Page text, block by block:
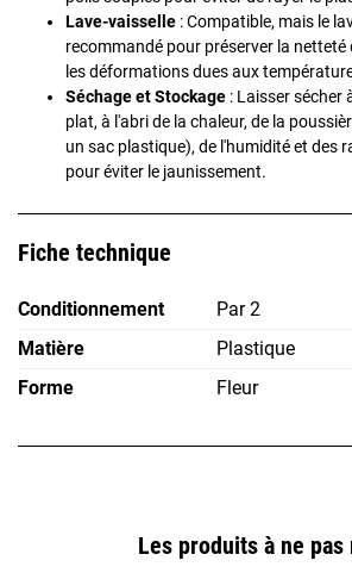
Lave-vaisselle : Compatible, mais le
recommandé pour préserver la netteté
les déformations dues aux
Séchage et Stockage : Laisser sécher
plat, à l'abri de la chaleur, de la
un sac plastique), de l'humidité et des
pour éviter le jaunissement.
Fiche technique
Conditionnement
Par 2
Matière
Plastique
Forme
Fleur
Les produits à ne pas